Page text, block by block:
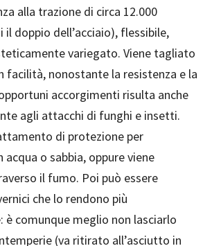
alla trazione di circa 12.000
il doppio dell’acciaio), flessibile,
variegato. Viene tagliato
facilità, nonostante la resistenza e la
accorgimenti risulta anche
agli attacchi di funghi e insetti.
di protezione per
acqua o sabbia, oppure viene
il fumo. Poi può essere
che lo rendono più
è comunque meglio non lasciarlo
(va ritirato all’asciutto in